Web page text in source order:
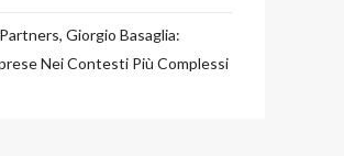
Giorgio Basaglia:
Nei Contesti Più Complessi